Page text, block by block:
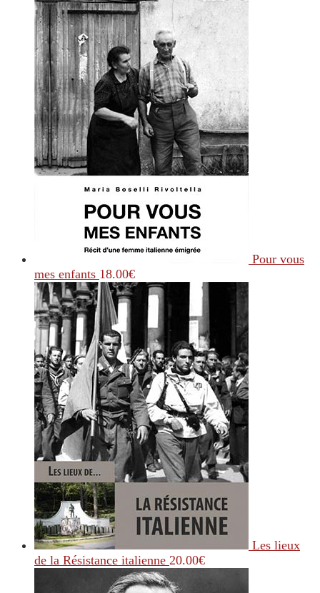
Pour vous
mes enfants 18.00€
Les lieux
de la Résistance italienne 20.00€